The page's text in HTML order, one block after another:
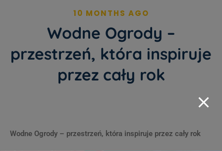
10 MONTHS AGO
Wodne Ogrody –
przestrzeń, która inspiruje
przez cały rok
Wodne Ogrody – przestrzeń, która inspiruje przez cały rok